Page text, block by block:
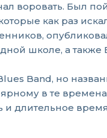
воровать. Был
как раз
школе, а также
Band, но
в те
и длительное